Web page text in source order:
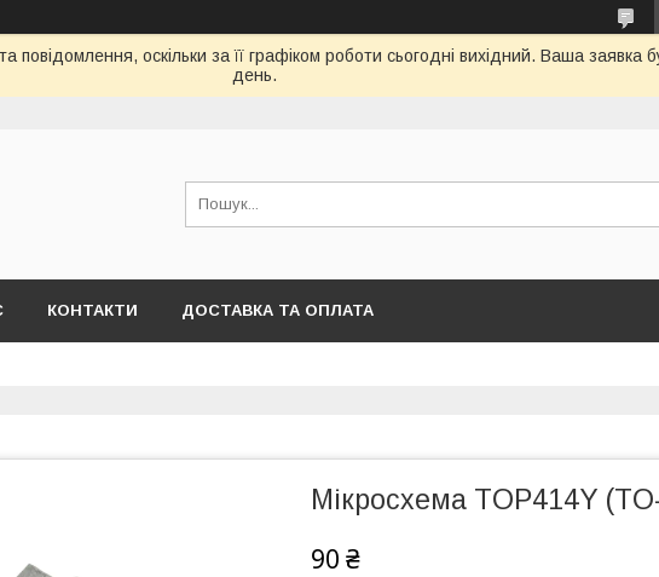
оскільки за її графіком роботи сьогодні вихідний. Ваша
день.
КОНТАКТИ ДОСТАВКА ТА ОПЛАТА
Мікросхема TOP414Y
90 ₴